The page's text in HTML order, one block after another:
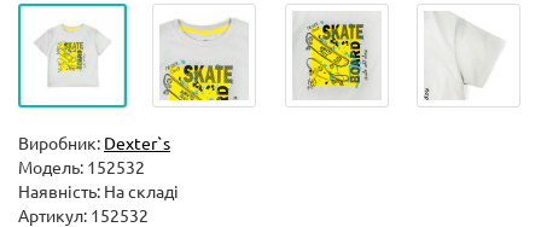
Виробник: Dexter`s
Модель: 152532
Наявність: На складі
Артикул: 152532